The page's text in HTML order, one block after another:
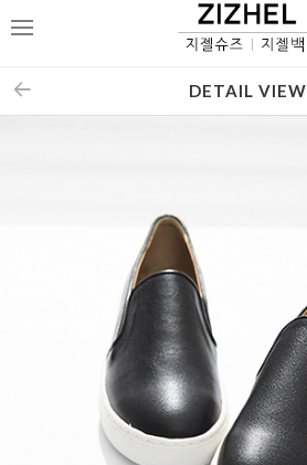
메
DETAIL VIEW